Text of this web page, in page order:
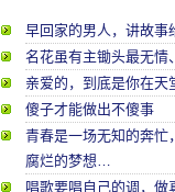
早回家的男人，讲故事
名花虽有主锄头最无
亲爱的，到底是你在天
傻子才能做出不傻事
青春是一场无知的奔忙
腐烂的梦想…
唱歌要唱自己的调，做